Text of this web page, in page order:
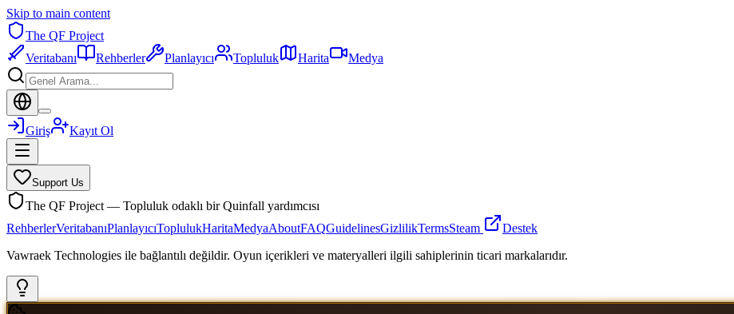
Skip to main content
The QF Project
Veritabanı
Rehberler Planlayıcı Topluluk Harita Medya
Giriş Kayıt Ol
Support Us
The QF Project — Topluluk odaklı bir Quinfall yardımcısı
RehberlerVeritabanıPlanlayıcıToplulukHaritaMedyaAboutFAQGuidelinesGizlilikTermsSteam
Destek
Vawraek Technologies ile bağlantılı değildir. Oyun içerikleri ve materyalleri ilgili sahiplerinin ticari markalarıdır.